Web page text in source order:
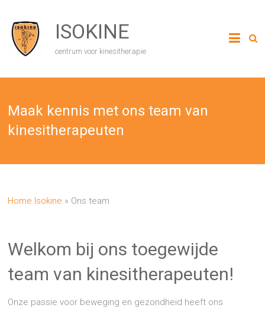
inhoud
ISOKINE
centrum voor kinesitherapie
Maak kennis met ons team van
kinesitherapeuten
Home Isokine » Ons team
Welkom bij ons toegewijde
team van kinesitherapeuten!
Onze passie voor beweging en gezondheid heeft ons